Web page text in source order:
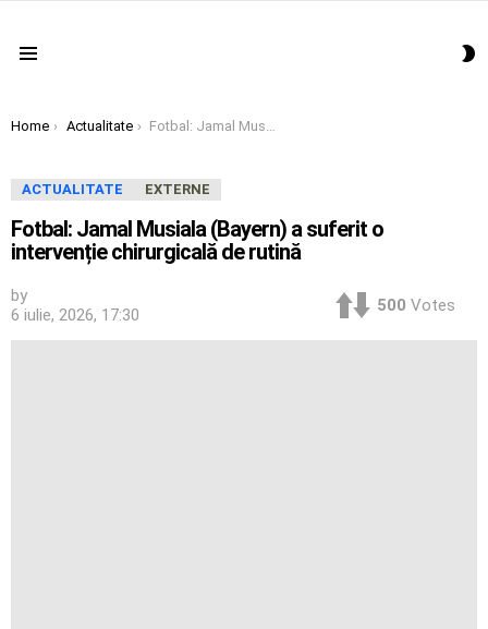
You are here:
Home Actualitate Fotbal: Jamal Musiala (Bayern) a suferit o intervenție chirurgicală de rutină
ACTUALITATE EXTERNE
Fotbal: Jamal Musiala (Bayern) a suferit o
intervenție chirurgicală de rutină
by
6 iulie, 2026, 17:30
500 Votes